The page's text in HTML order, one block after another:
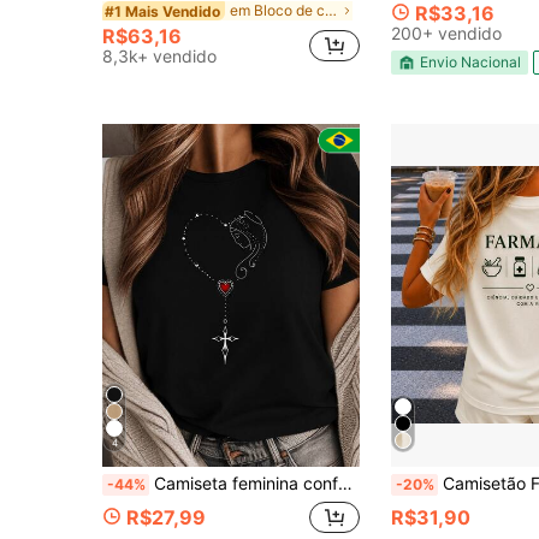
#1 Mais Vendido em Bloco de cores Blusas Femininas
R$63,16
8,3k+ vendido
R$33,16
200+ vendido
Envio Nacional
4
-44% Camiseta feminina confortável em algodão com elasticidade média manga curta e modelagem regular com estampa elegante da Virgem Maria e um rosário em formato de coração
R$27,99
-20% Camisetão Feminino Estampado Costas
R$31,90